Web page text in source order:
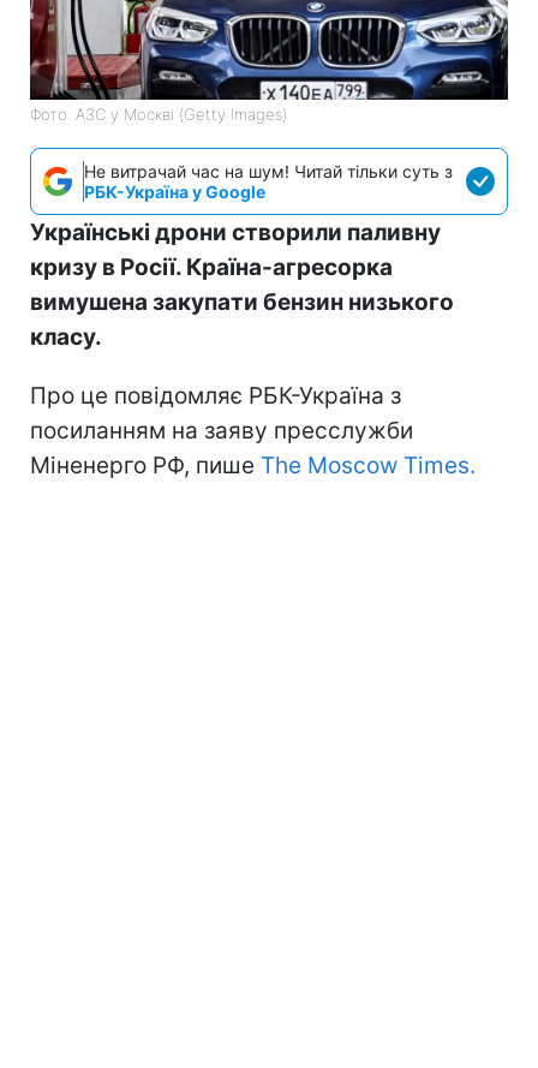
Фото: АЗС у Москві (Getty Images)
Не витрачай час на шум! Читай тільки суть з
РБК-Україна у Google
Українські дрони створили паливну
кризу в Росії. Країна-агресорка
вимушена закупати бензин низького
класу.
Про це повідомляє РБК-Україна з
посиланням на заяву пресслужби
Міненерго РФ, пише The Moscow Times.